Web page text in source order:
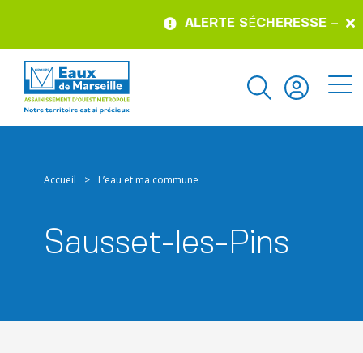
ALERTE S ÉCHERESSE –
Accueil > L’eau et ma commune
Sausset-les-Pins